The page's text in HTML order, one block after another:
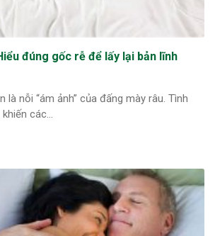
đúng gốc rễ để lấy lại bản lĩnh
là nỗi “ám ảnh” của đấng mày râu. Tình
các...